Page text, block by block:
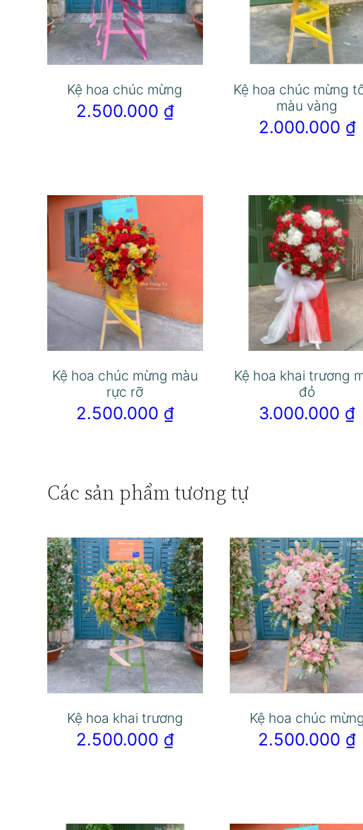
Kệ hoa chúc mừng
2.500.000 ₫
Kệ hoa chúc mừng
màu vàng
2.000.000 ₫
Kệ hoa chúc mừng màu
rực rỡ
2.500.000 ₫
Kệ hoa khai trương
đỏ
3.000.000 ₫
Các sản phẩm tương tự
Kệ hoa khai trương
2.500.000 ₫
Kệ hoa chúc mừng
2.500.000 ₫